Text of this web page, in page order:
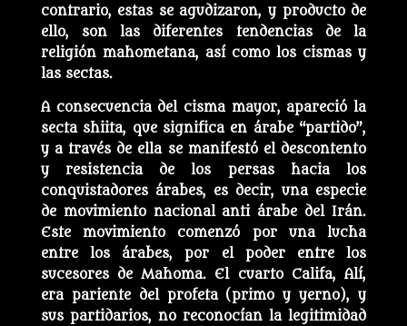
contrario, estas se agudizaron, y producto de
ello, son las diferentes tendencias de la
religión mahometana, así como los cismas y
las sectas.
A consecuencia del cisma mayor, apareció la
secta shiita, que significa en árabe “partido”,
y a través de ella se manifestó el descontento
y resistencia de los persas hacia los
conquistadores árabes, es decir, una especie
de movimiento nacional anti árabe del Irán.
Este movimiento comenzó por una lucha
entre los árabes, por el poder entre los
sucesores de Mahoma. El cuarto Califa, Alí,
era pariente del profeta (primo y yerno), y
sus partidarios, no reconocían la legitimidad